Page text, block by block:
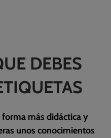
DEBES
más didáctica y
unos conocimientos